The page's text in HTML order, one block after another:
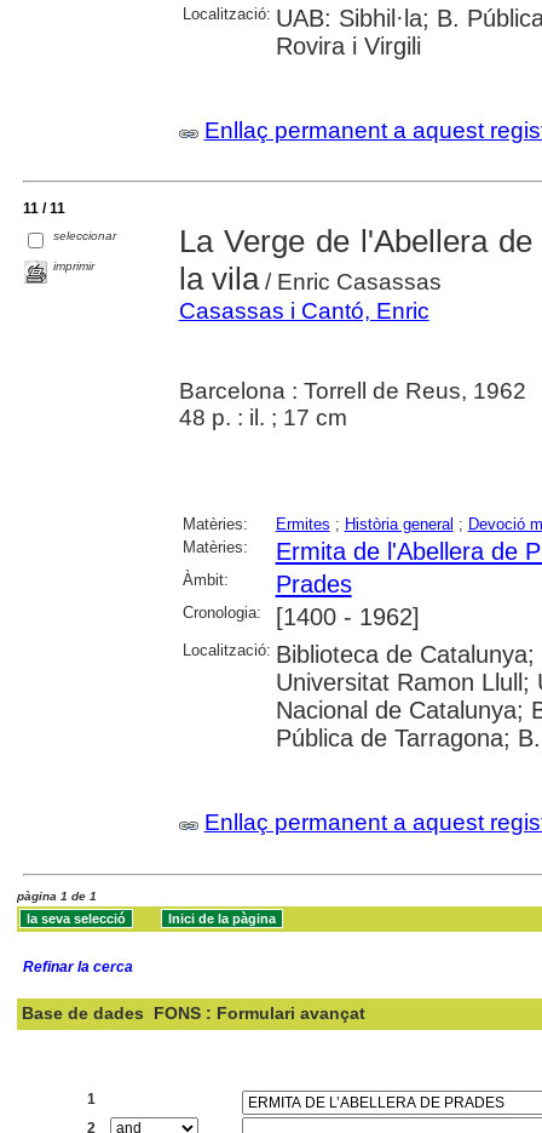
Localització: UAB: Sibhil·la; B.
Rovira i Virgili
Enllaç permanent a aquest
11 / 11
seleccionar
imprimir
La Verge de l'Abellera
la vila/ Enric Casassas
Casassas i Cantó, Enric
Barcelona : Torrell de Reus, 1962
48 p. : il. ; 17 cm
Matèries: Ermites ; Història general ; Devoció
Matèries:
Ermita de l'Abellera de
Àmbit: Prades
Cronologia: [1400 - 1962]
Localització: Biblioteca de
Universitat Ramon Llull;
Nacional de Catalunya;
Pública de Tarragona;
Enllaç permanent a aquest
pàgina 1 de 1
Refinar la cerca
Base de dades FONS : Formulari avançat
1
2